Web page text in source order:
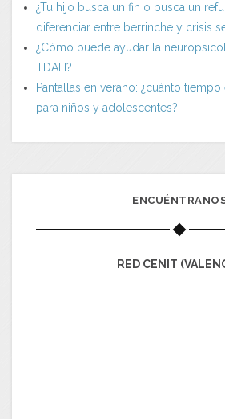
¿Tu hijo busca un fin o busca un
diferenciar entre berrinche y crisis
¿Cómo puede ayudar la
TDAH?
Pantallas en verano: ¿cuánto
para niños y adolescentes?
RED CENIT